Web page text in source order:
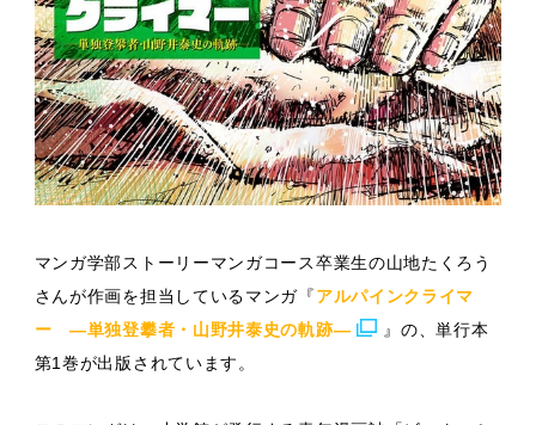
マンガ学部ストーリーマンガコース卒業生の山地たくろう
さんが作画を担当しているマンガ『アルパインクライマ
ー —単独登攀者・山野井泰史の軌跡—
』の、単行本
第1巻が出版されています。